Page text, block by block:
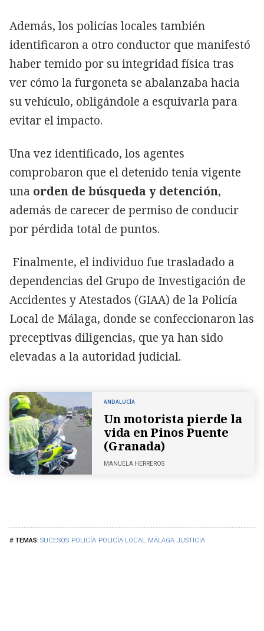
SUCESOS POLICÍA POLICÍA LOCAL MÁLAGA JUSTICIA
Además, los policías locales también
identificaron a otro conductor que manifestó
haber temido por su integridad física tras
ver cómo la furgoneta se abalanzaba hacia
su vehículo, obligándole a esquivarla para
evitar el impacto.
Una vez identificado, los agentes
comprobaron que el detenido tenía vigente
una orden de búsqueda y detención,
además de carecer de permiso de conducir
por pérdida total de puntos.
Finalmente, el individuo fue trasladado a
dependencias del Grupo de Investigación de
Accidentes y Atestados (GIAA) de la Policía
Local de Málaga, donde se confeccionaron las
preceptivas diligencias, que ya han sido
elevadas a la autoridad judicial.
ANDALUCÍA
Un motorista pierde la
vida en Pinos Puente
(Granada)
MANUELA HERREROS